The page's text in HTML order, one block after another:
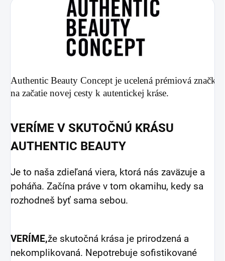
Authentic Beauty Concept je ucelená prémiová
na začatie novej cesty k autentickej kráse.
VERÍME V SKUTOČNÚ KRÁSU
AUTHENTIC BEAUTY
Je to naša zdieľaná viera, ktorá nás zaväzuje a
poháňa. Začína práve v tom okamihu, kedy sa
rozhodneš byť sama sebou.
VERÍME,že skutočná krása je prirodzená a
nekomplikovaná. Nepotrebuje sofistikované